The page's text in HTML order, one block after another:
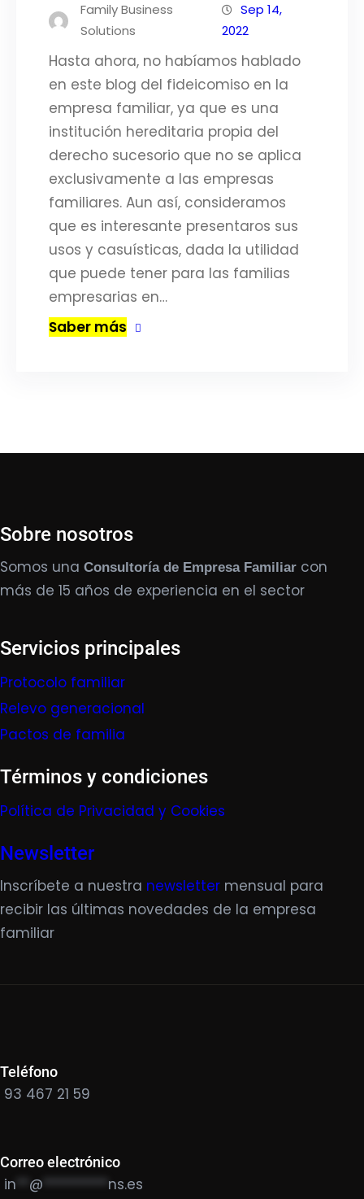
Family Business
Solutions
Sep 14,
2022
Hasta ahora, no habíamos hablado
en este blog del fideicomiso en la
empresa familiar, ya que es una
institución hereditaria propia del
derecho sucesorio que no se aplica
exclusivamente a las empresas
familiares. Aun así, consideramos
que es interesante presentaros sus
usos y casuísticas, dada la utilidad
que puede tener para las familias
empresarias en…
Saber más
Sobre nosotros
Somos una Consultoría de Empresa Familiar con
más de 15 años de experiencia en el sector
Servicios principales
Protocolo familiar
Relevo generacional
Pactos de familia
Términos y condiciones
Política de Privacidad y Cookies
Newsletter
Inscríbete a nuestra newsletter mensual para
recibir las últimas novedades de la empresa
familiar
Teléfono
93 467 21 59
Correo electrónico
in @ ********** ns.es